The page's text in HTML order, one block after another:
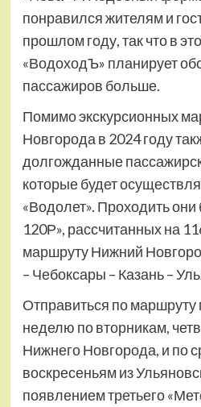
понравился жителям и
прошлом году, так что в
«ВодоходЪ» планирует
пассажиров больше.
Помимо экскурсионных
Новгорода в 2024 году
долгожданные
которые будет
«Водолет». Проходить они
120Р», рассчитанных на
маршруту Нижний
– Чебоксары – Казань –
Отправиться по маршруту
неделю по вторникам,
Нижнего Новгорода, и по
воскресеньям из
появлением третьего